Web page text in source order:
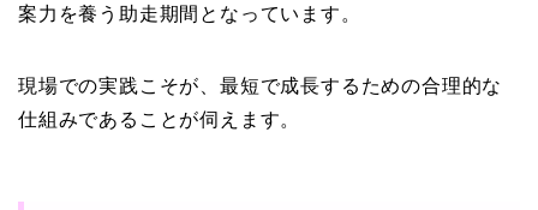
案力を養う助走期間となっています。
現場での実践こそが、最短で成長するための合理的な
仕組みであることが伺えます。